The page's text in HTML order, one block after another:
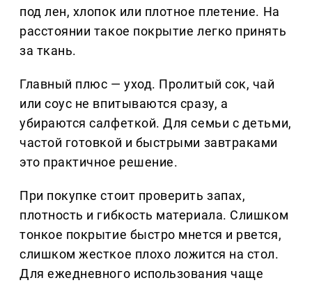
под лен, хлопок или плотное плетение. На
расстоянии такое покрытие легко принять
за ткань.
Главный плюс — уход. Пролитый сок, чай
или соус не впитываются сразу, а
убираются салфеткой. Для семьи с детьми,
частой готовкой и быстрыми завтраками
это практичное решение.
При покупке стоит проверить запах,
плотность и гибкость материала. Слишком
тонкое покрытие быстро мнется и рвется,
слишком жесткое плохо ложится на стол.
Для ежедневного использования чаще